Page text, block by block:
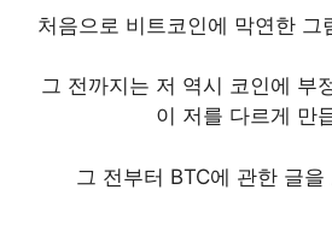
처음으로 비트코인에 막연한 그
그 전까지는 저 역시 코인에 부
이 저를 다르게 만
그 전부터 BTC에 관한 글